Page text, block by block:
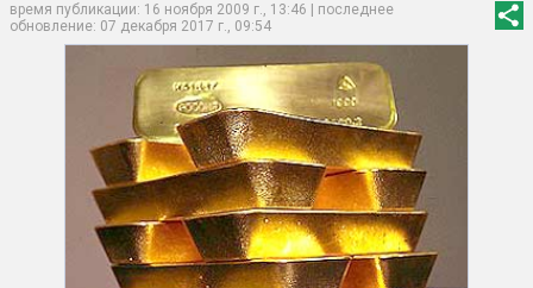
время публикации: 16 ноября 2009 г., 13:46 | последнее
обновление: 07 декабря 2017 г., 09:54